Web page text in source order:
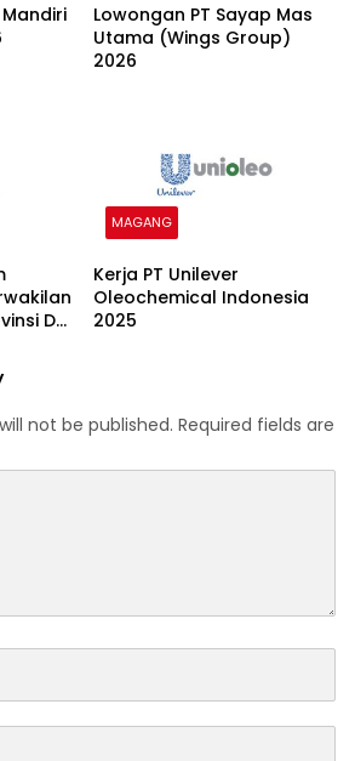
Lowongan PT Sayap Mas
Utama (Wings Group)
2026
DKI
MAGANG
Kerja PT Unilever
Oleochemical Indonesia
2025
not be published. Required fields are